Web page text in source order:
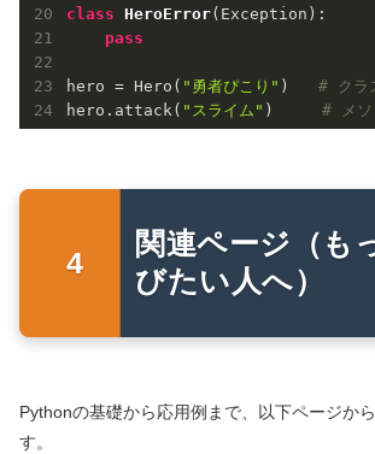
class HeroError(Exception) :
pass
hero = Hero( "勇者ぴこり" ) # クラ
hero.attack( "スライム" ) # メソ
関連ページ（も
びたい人へ）
Pythonの基礎から応用例まで、以下ページか
す。